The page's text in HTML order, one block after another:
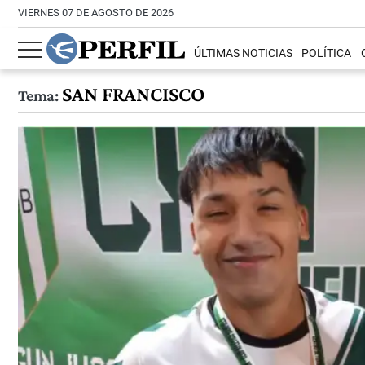
VIERNES 07 DE AGOSTO DE 2026
ÚLTIMAS NOTICIAS POLÍTICA
Tema:SAN FRANCISCO